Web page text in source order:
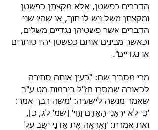
הדברים כפשטן, אלא מקצתן כפשטן
ומקצתן משל ויש לו תוך, או שהיו שני
הדברים אשר פשטיהן נגדיים משלים,
וכאשר מבינים אותם כפשטן יהיו סותרים
או נגדיים".
מָרי מסביר שם: "כעין אותה סתירה
לכאורה שמסרו חז"ל ביבמות מט ע"ב
שאמר מנשה לישעיה: 'משה רבך אמר:
'כִּי לֹא יִרְאַנִי הָאָדָם וָחָי' [שמ' לג, כ],
ואת אמרת: 'וָאֶרְאֶה אֶת אֲדֹנָי יֹשֵׁב עַל